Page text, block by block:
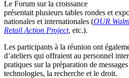
Le Forum sur la croissance
présentait plusieurs tables rondes et
nationales et internationales (OUR
Retail Action Project, etc.).
Les participants à la réunion ont
d’ateliers qui offraient au personnel
pratiques sur la préparation de
technologies, la recherche et le droit.